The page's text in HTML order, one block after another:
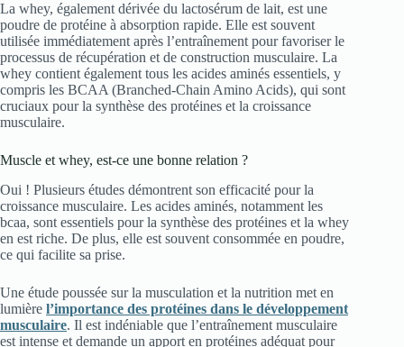
La whey, également dérivée du lactosérum de lait, est une
poudre de protéine à absorption rapide. Elle est souvent
utilisée immédiatement après l’entraînement pour favoriser le
processus de récupération et de construction musculaire. La
whey contient également tous les acides aminés essentiels, y
compris les BCAA (Branched-Chain Amino Acids), qui sont
cruciaux pour la synthèse des protéines et la croissance
musculaire.
Muscle et whey, est-ce une bonne relation ?
Oui ! Plusieurs études démontrent son efficacité pour la
croissance musculaire. Les acides aminés, notamment les
bcaa, sont essentiels pour la synthèse des protéines et la whey
en est riche. De plus, elle est souvent consommée en poudre,
ce qui facilite sa prise.
Une étude poussée sur la musculation et la nutrition met en
lumière l’importance des protéines dans le développement
musculaire. Il est indéniable que l’entraînement musculaire
est intense et demande un apport en protéines adéquat pour